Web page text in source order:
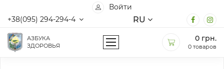
Войти
+38(095) 294-294-4
RU
АЗБУКА
ЗДОРОВЬЯ
0 грн.
0 товаров